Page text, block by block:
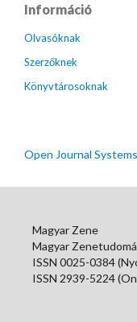
Információ
Olvasóknak
Szerzőknek
Könyvtárosoknak
Open Journal Systems
Magyar Zene
Magyar
ISSN 0025-0384
ISSN 2939-5224